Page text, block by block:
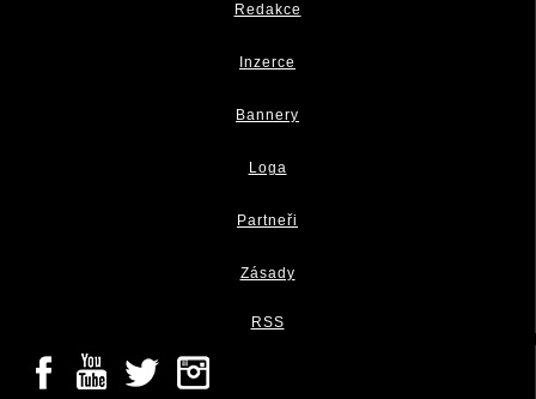
Redakce
Inzerce
Bannery
Loga
Partneři
Zásady
RSS